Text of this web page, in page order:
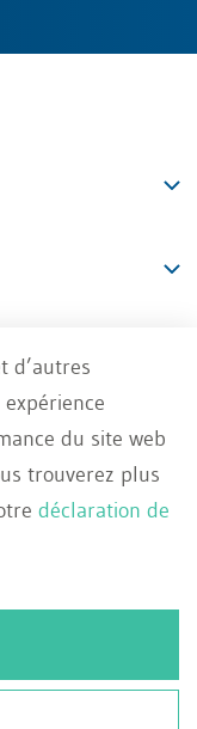
FR
Français
d’autres
du site web
trouverez plus
déclaration de